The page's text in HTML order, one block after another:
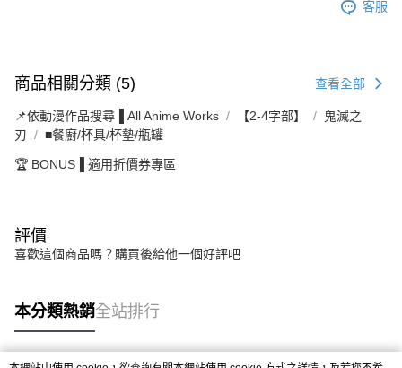
客服
商品相關分類 (5) 查看全部
📌依動漫作品搜尋▐ All Anime Works 【2-4字部】
鬼滅之
刃
■餐廚/杯具/杯墊/瓶罐
🏆 BONUS▐ 適用折價券專區
評價
喜歡這個商品嗎？購買後給他一個好評吧
本分類熱銷全站排行